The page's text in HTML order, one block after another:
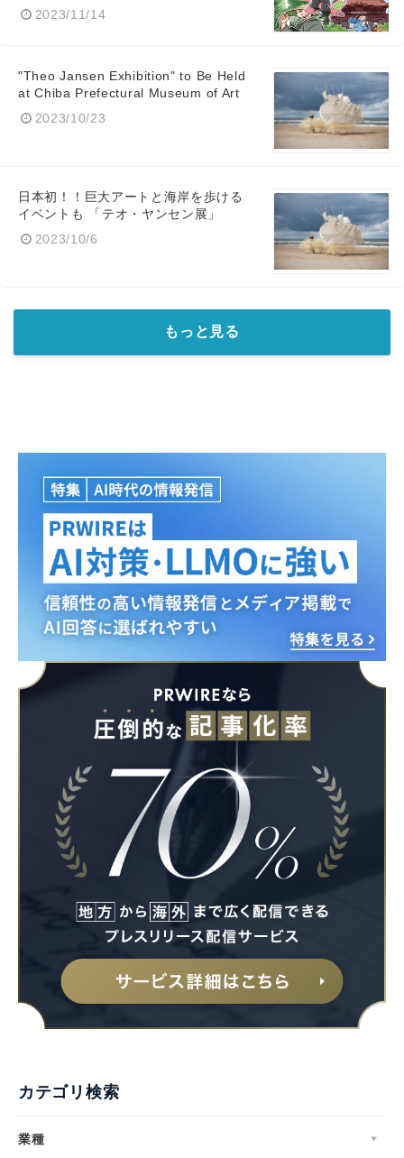
2023/11/14
"Theo Jansen Exhibition" to Be Held
at Chiba Prefectural Museum of Art
2023/10/23
日本初！！巨大アートと海岸を歩ける
イベントも 「テオ・ヤンセン展」
2023/10/6
もっと見る
カテゴリ検索
業種